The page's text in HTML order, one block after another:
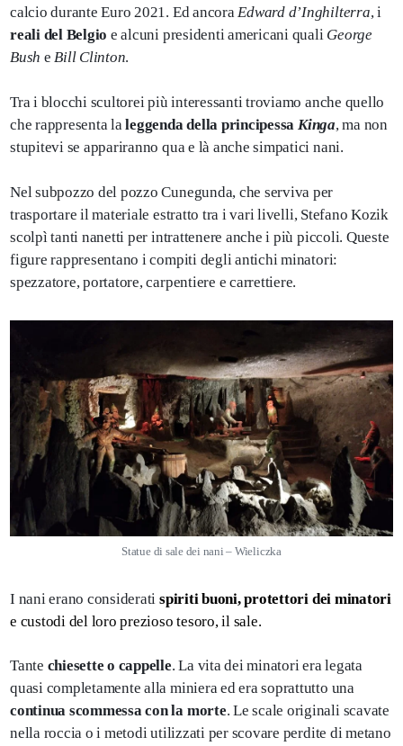
calcio durante Euro 2021. Ed ancoraEdward d’Inghilterra, i
reali del Belgio e alcuni presidenti americani quali George
Bush eBill Clinton.
Tra i blocchi scultorei più interessanti troviamo anche quello
che rappresenta laleggenda della principessa Kinga, ma non
stupitevi se appariranno qua e là anche simpatici nani.
Nel subpozzo del pozzo Cunegunda, che serviva per
trasportare il materiale estratto tra i vari livelli, Stefano Kozik
scolpì tanti nanetti per intrattenere anche i più piccoli. Queste
figure rappresentano i compiti degli antichi minatori:
spezzatore, portatore, carpentiere e carrettiere.
Statue di sale dei nani – Wieliczka
I nani erano considerati spiriti buoni, protettori dei minatori
e custodi del loro prezioso tesoro, il sale.
Tante chiesette o cappelle. La vita dei minatori era legata
quasi completamente alla miniera ed era soprattutto una
continua scommessa con la morte. Le scale originali scavate
nella roccia o i metodi utilizzati per scovare perdite di metano